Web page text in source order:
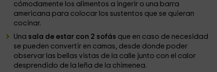
cómodamente los alimentos a ingerir o una barra
americana para colocar los sustentos que se quieran
cocinar.
Una sala de estar con 2 sofás que en caso de necesidad
se pueden convertir en camas, desde donde poder
observar las bellas vistas de la calle junto con el calor
desprendido de la leña de la chimenea.